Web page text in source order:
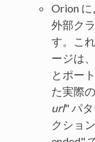
Orion に
外部ク
す。こ
ージは、
とポー
た実際
url" パ
クショ